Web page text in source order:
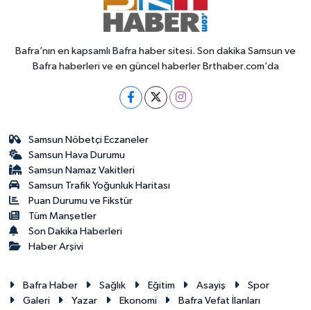
Bafra’nın en kapsamlı Bafra haber sitesi. Son dakika Samsun ve
Bafra haberleri ve en güncel haberler Brthaber.com’da
Samsun Nöbetçi Eczaneler
Samsun Hava Durumu
Samsun Namaz Vakitleri
Samsun Trafik Yoğunluk Haritası
Puan Durumu ve Fikstür
Tüm Manşetler
Son Dakika Haberleri
Haber Arşivi
Bafra Haber Sağlık Eğitim Asayiş
Spor
Galeri
Yazar Ekonomi Bafra Vefat İlanları